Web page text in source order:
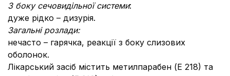
З боку сечовидільної системи:
дуже рідко – дизурія.
Загальні розлади:
нечасто – гарячка, реакції з боку слизових
оболонок.
Лікарський засіб містить метилпарабен (Е 218) та